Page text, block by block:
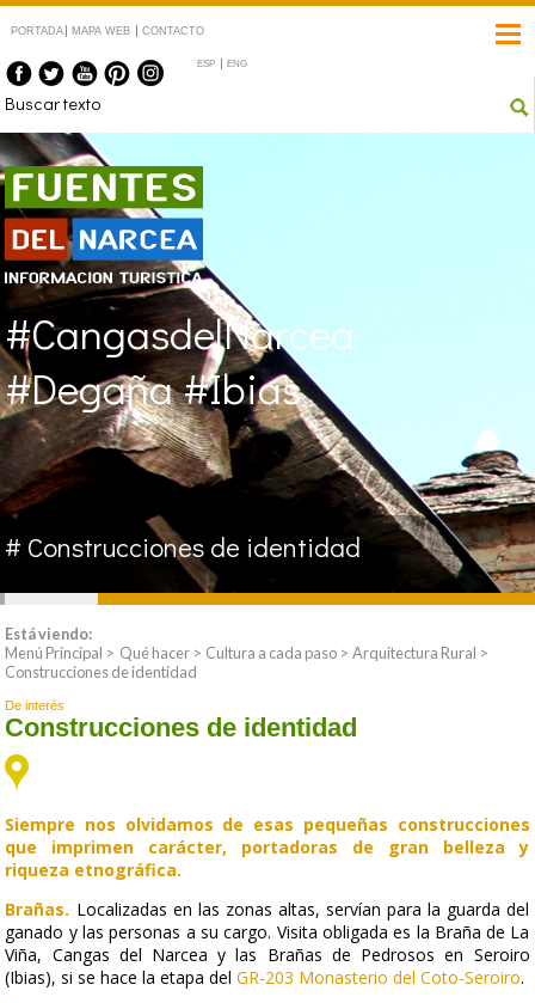
PORTADA MAPA WEB CONTACTO
ESP ENG
Fuentes del Narcea
#CangasdelNarcea
#Degaña #Ibias
# Construcciones de identidad
ASÍ SOMOS
QUÉ HACER
PLANEA TU VIAJE
ACTIVOS TODO EL AÑO
Está viendo:
Menú Principal > Qué hacer> Cultura a cada paso> Arquitectura Rural >
Construcciones de identidad
De interés
Construcciones de identidad
Siempre nos olvidamos de esas pequeñas construcciones
que imprimen carácter, portadoras de gran belleza y
riqueza etnográfica.
Brañas. Localizadas en las zonas altas, servían para la guarda del
ganado y las personas a su cargo. Visita obligada es la Braña de La
Viña, Cangas del Narcea y las Brañas de Pedrosos en Seroiro
(Ibias), si se hace la etapa del GR-203 Monasterio del Coto-Seroiro.